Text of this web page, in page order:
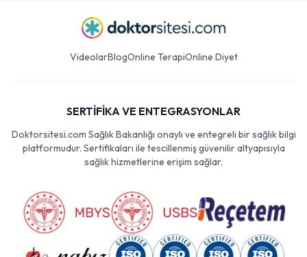
VideolarBlogOnline TerapiOnline Diyet
SERTİFİKA VE ENTEGRASYONLAR
Doktorsitesi.com Sağlık Bakanlığı onaylı ve entegreli bir sağlık bilgi
platformudur. Sertifikaları ile tescillenmiş güvenilir altyapısıyla
sağlık hizmetlerine erişim sağlar.